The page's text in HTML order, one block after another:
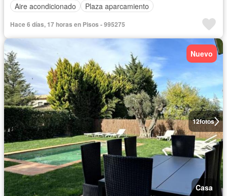
Aire acondicionado
Plaza aparcamiento
Hace 6 días, 17 horas en Pisos - 995275
12fotos
Nuevo
Casa